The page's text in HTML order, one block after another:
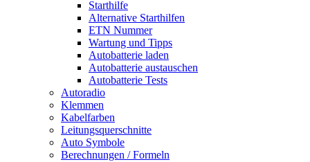
Starthilfe
Alternative Starthilfen
ETN Nummer
Wartung und Tipps
Autobatterie laden
Autobatterie austauschen
Autobatterie Tests
Autoradio
Klemmen
Kabelfarben
Leitungsquerschnitte
Auto Symbole
Berechnungen / Formeln